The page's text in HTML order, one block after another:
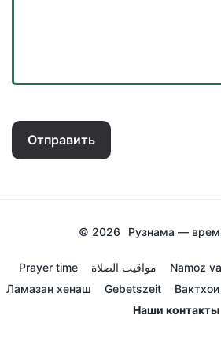
Отправить
© 2026 Рузнама —
Prayer time مواقيت الصلاة Namoz
Ламазан хенаш
Gebetszeit
Наши контакты